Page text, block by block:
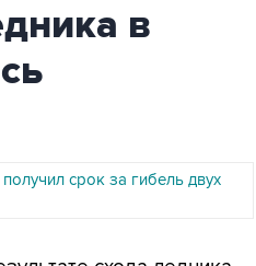
в
срок за гибель двух